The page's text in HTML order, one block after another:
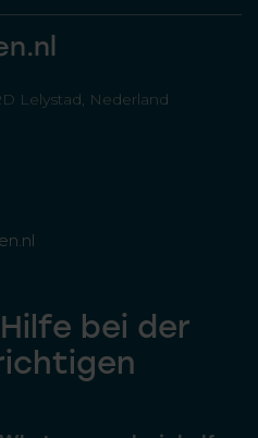
Lelystad, Nederland
bei der